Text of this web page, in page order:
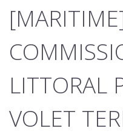
LITTORAL
VOLET